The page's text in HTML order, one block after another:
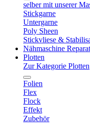
selber mit unserer
Stickgarne
Untergarne
Poly Sheen
Stickvliese &
Nähmaschine
Plotten
Zur Kategorie Plotten
Folien
Flex
Flock
Effekt
Zubehör